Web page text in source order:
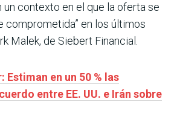
un contexto en el que la oferta se
comprometida” en los últimos
Malek, de Siebert Financial.
Estiman en un 50 % las
entre EE. UU. e Irán sobre